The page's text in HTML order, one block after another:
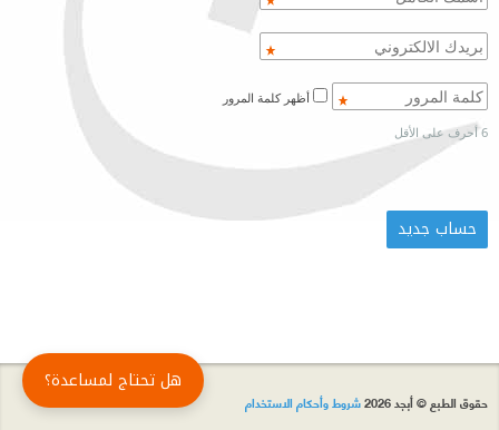
6 أحرف على الأقل
حقوق الطبع © أبجد 2026 شروط وأحكام الاستخدام
هل تحتاج لمساعدة؟